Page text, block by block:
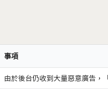
事項
由於後台仍收到大量惡意廣告，